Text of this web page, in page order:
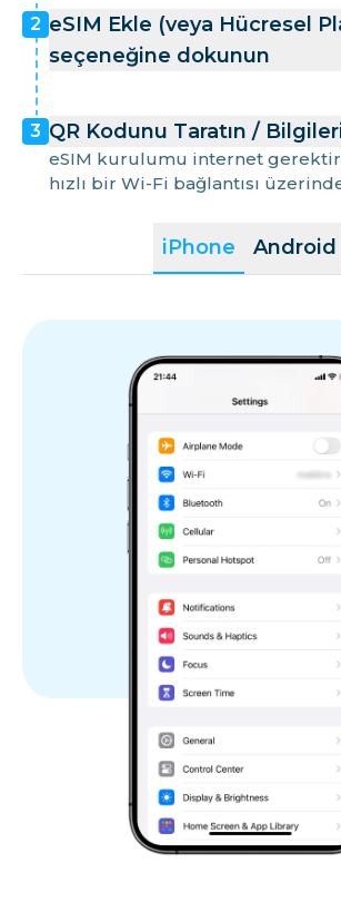
iPhone Android
2 eSIM Ekle (veya Hücresel
seçeneğine dokunun
3 QR Kodunu Taratın /
eSIM kurulumu internet
hızlı bir Wi-Fi bağlantısı